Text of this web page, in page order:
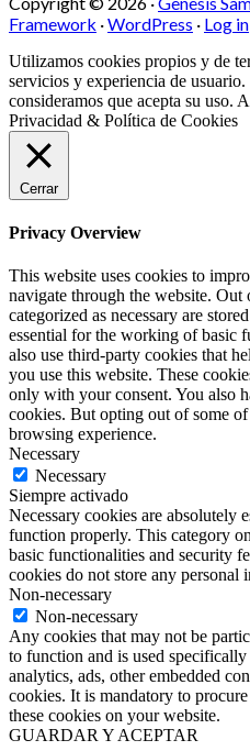
Framework ·WordPress · Log in
Utilizamos cookies propios y de
servicios y experiencia de
consideramos que acepta su uso.
Privacidad & Política de Cookies
Cerrar
Privacy Overview
This website uses cookies to
navigate through the website. Out
categorized as necessary are
essential for the working of basic
also use third-party cookies that
you use this website. These
only with your consent. You also
cookies. But opting out of some
browsing experience.
Necessary
Necessary
Siempre activado
Necessary cookies are absolutely
function properly. This category
basic functionalities and security
cookies do not store any personal
Non-necessary
Non-necessary
Any cookies that may not be
to function and is used
analytics, ads, other embedded
cookies. It is mandatory to
these cookies on your website.
GUARDAR Y ACEPTAR